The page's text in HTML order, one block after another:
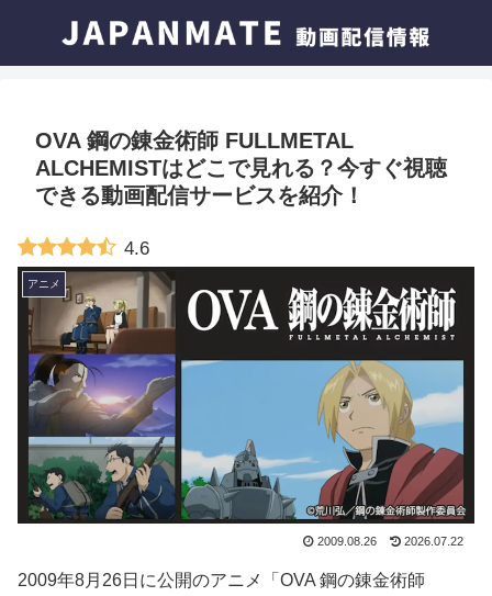
OVA 鋼の錬金術師 FULLMETAL
ALCHEMISTはどこで見れる？今すぐ視聴
できる動画配信サービスを紹介！
4.6
アニメ
2009.08.26 2026.07.22
2009年8月26日に公開のアニメ「OVA 鋼の錬金術師